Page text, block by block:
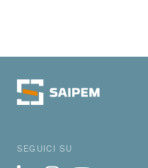
SEGUICI SU